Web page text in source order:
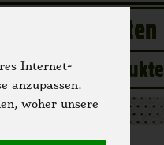
Internet-
anzupassen.
woher unsere
Neue Produkte
Hofgeschichten